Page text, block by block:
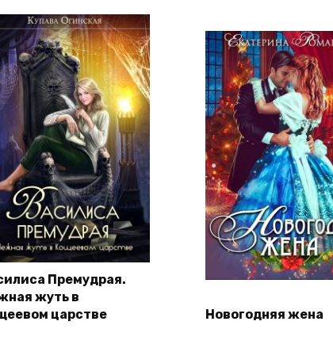
Премудрая.
жуть в
царстве
Новогодняя жена